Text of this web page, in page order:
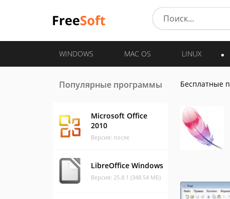
WINDOWS MAC OS LINUX
Популярные программы
Microsoft Office
2010
Версия: после
LibreOffice Windows
Версия: 25.8.1 (348.54 МБ)
Бесплатные